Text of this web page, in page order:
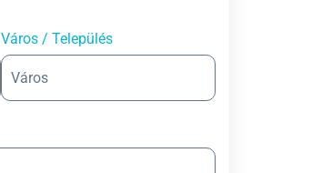
Város / Település